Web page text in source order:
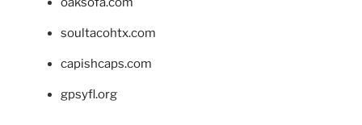
soultacohtx.com
capishcaps.com
gpsyfl.org